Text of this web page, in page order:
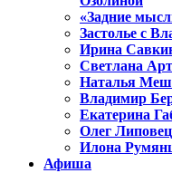
«Задние
Застолье с
Ирина
Светлана
Наталья
Владимир
Екатерина
Олег
Илона
Афиша